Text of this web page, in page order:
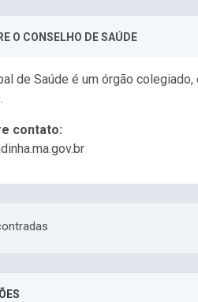
O CONSELHO DE SAÚDE
de Saúde é um órgão
contato: